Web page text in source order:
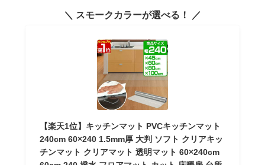
＼ スモークカラーが選べる！ ／
【楽天1位】キッチンマット PVCキッチンマット
240cm 60×240 1.5mm厚 大判 ソフト クリアキッ
チンマット クリアマット 透明マット 60×240cm